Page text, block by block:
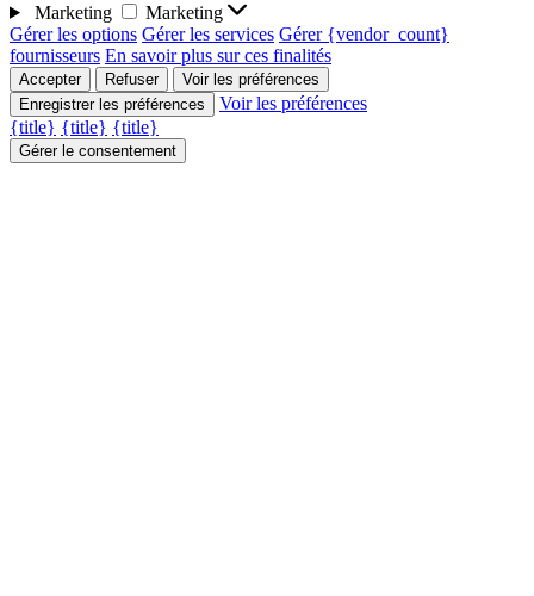
Marketing
Marketing
Gérer les options Gérer les services Gérer {vendor_count}
fournisseurs En savoir plus sur ces finalités
Accepter Refuser
Voir les préférences
Enregistrer les préférences
Voir les préférences
{title} {title} {title}
Gérer le consentement